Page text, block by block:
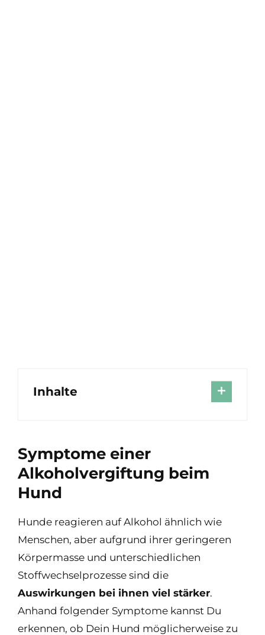
Inhalte
Symptome einer
Alkoholvergiftung beim
Hund
Hunde reagieren auf Alkohol ähnlich wie
Menschen, aber aufgrund ihrer geringeren
Körpermasse und unterschiedlichen
Stoffwechselprozesse sind die
Auswirkungen bei ihnen viel stärker.
Anhand folgender Symptome kannst Du
erkennen, ob Dein Hund möglicherweise zu